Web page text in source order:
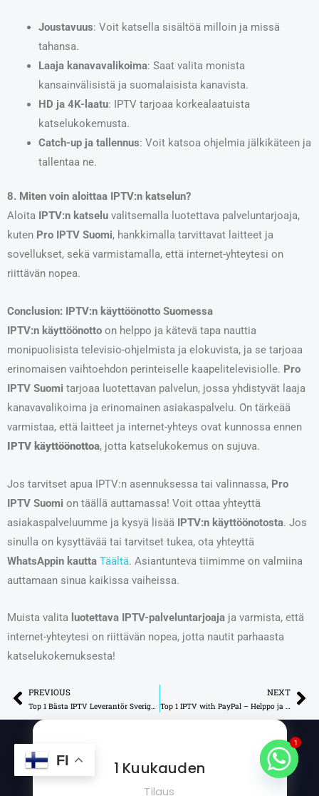
Joustavuus: Voit katsella sisältöä milloin ja missä
tahansa.
Laaja kanavavalikoima: Saat valita monista
kansainvälisistä ja suomalaisista kanavista.
HD ja 4K-laatu: IPTV tarjoaa korkealaatuista
katselukokemusta.
Catch-up ja tallennus: Voit katsoa ohjelmia jälkikäteen ja
tallentaa ne.
8. Miten voin aloittaa IPTV:n katselun?
Aloita
IPTV:n katselu valitsemalla luotettava palveluntarjoaja,
kuten Pro IPTV Suomi, hankkimalla tarvittavat laitteet ja
sovellukset, sekä varmistamalla, että internet-yhteytesi on
riittävän nopea.
Conclusion: IPTV:n käyttöönotto Suomessa
IPTV:n käyttöönotto on helppo ja kätevä tapa nauttia
monipuolisista televisio-ohjelmista ja elokuvista, ja se tarjoaa
erinomaisen vaihtoehdon perinteiselle kaapelitelevisiolle. Pro
IPTV Suomi tarjoaa luotettavan palvelun, jossa yhdistyvät laaja
kanavavalikoima ja erinomainen asiakaspalvelu. On tärkeää
varmistaa, että laitteet ja internet-yhteys ovat kunnossa ennen
IPTV käyttöönottoa, jotta katselukokemus on sujuva.
Jos tarvitset apua IPTV:n asennuksessa tai valinnassa, Pro
IPTV Suomi on täällä auttamassa! Voit ottaa yhteyttä
asiakaspalveluumme ja kysyä lisää IPTV:n käyttöönotosta. Jos
sinulla on kysyttävää tai tarvitset tukea, ota yhteyttä
WhatsAppin kautta Täältä. Asiantunteva tiimimme on valmiina
auttamaan sinua kaikissa vaiheissa.
Muista valita luotettava IPTV-palveluntarjoaja ja varmista, että
internet-yhteytesi on riittävän nopea, jotta nautit parhaasta
katselukokemuksesta!
Prev
PREVIOUS NEXT
1 Kuukauden
Tilaus
FI
1